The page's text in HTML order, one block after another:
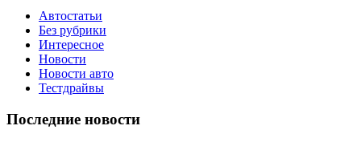
Автостатьи
Без рубрики
Интересное
Новости
Новости авто
Тестдрайвы
Последние новости